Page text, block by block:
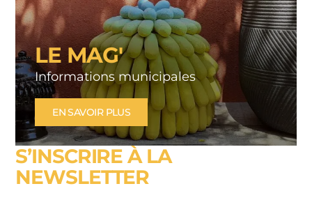
LE MAG'
Informations municipales
EN SAVOIR PLUS
S’INSCRIRE À LA
NEWSLETTER